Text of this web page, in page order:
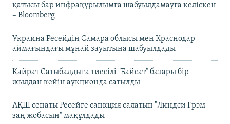
қатысы бар инфрақұрылымға шабуылдамауға келіскен
– Bloomberg
Украина Ресейдің Самара облысы мен Краснодар
аймағындағы мұнай зауытына шабуылдады
Қайрат Сатыбалдыға тиесілі "Байсат" базары бір
жылдан кейін аукционда сатылды
АҚШ сенаты Ресейге санкция салатын "Линдси Грэм
заң жобасын" мақұлдады